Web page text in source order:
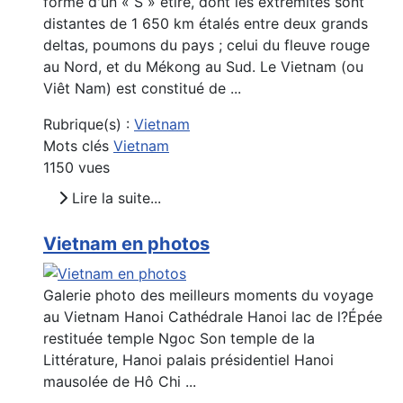
distantes de 1 650 km étalés entre deux grands
deltas, poumons du pays ; celui du fleuve rouge
au Nord, et du Mékong au Sud. Le Vietnam (ou
Viêt Nam) est constitué de ...
Rubrique(s) : Vietnam
Mots clés Vietnam
1150 vues
Lire la suite...
Vietnam en photos
Galerie photo des meilleurs moments du voyage
au Vietnam Hanoi Cathédrale Hanoi lac de l?Épée
restituée temple Ngoc Son temple de la
Littérature, Hanoi palais présidentiel Hanoi
mausolée de Hô Chi ...